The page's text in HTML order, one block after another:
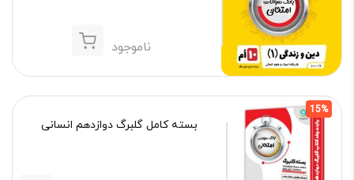
ناموجود
15%
بسته کامل گلبرگ دوازدهم انسانی